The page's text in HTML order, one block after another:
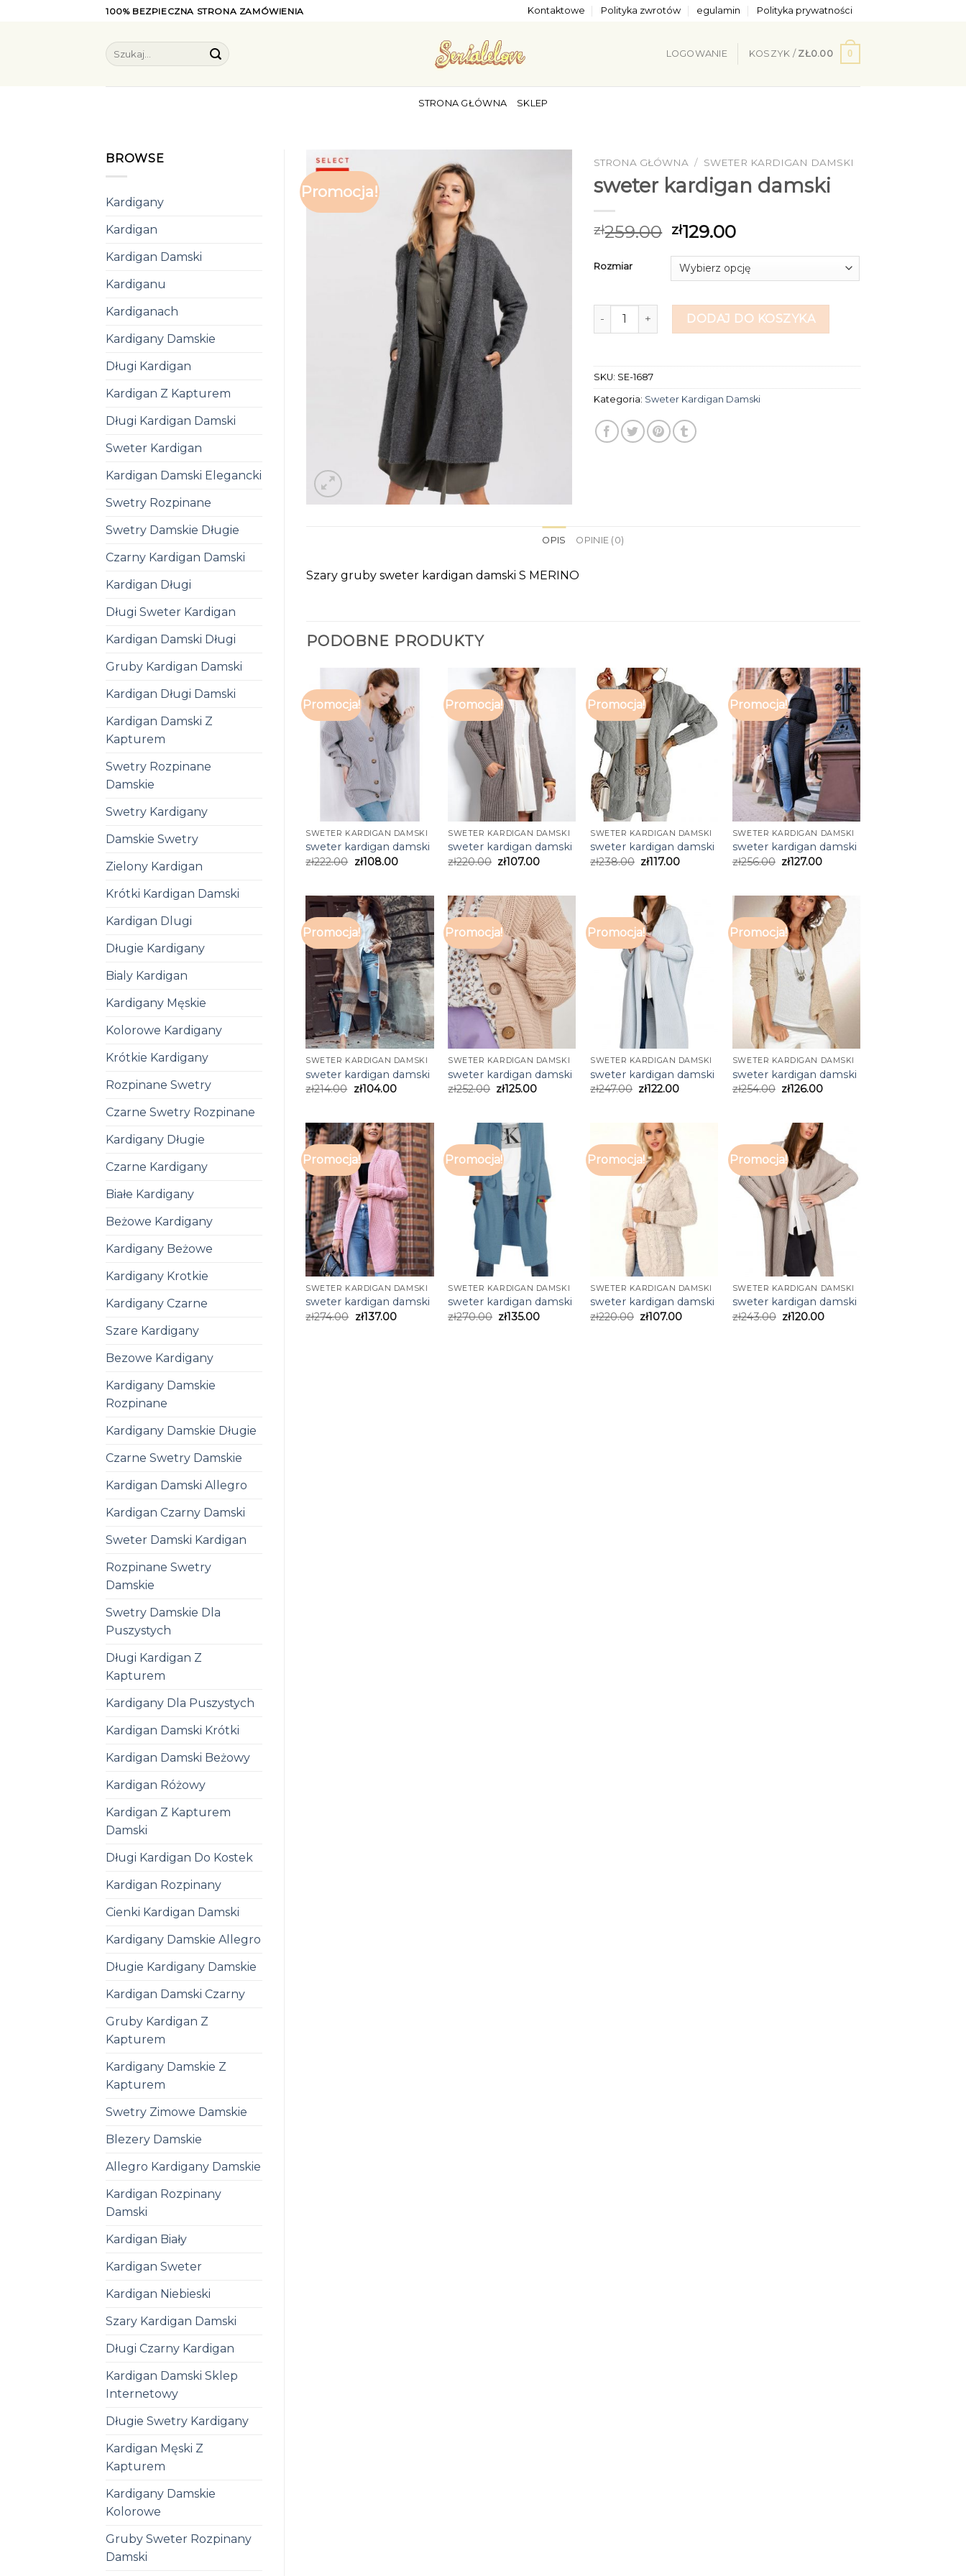
100% BEZPIECZNA STRONA ZAMÓWIENIA Kontaktowe Polityka zwrotów egulamin Polityka prywatności
Szukaj:
LOGOWANIE KOSZYK / ZŁ0.00 0
STRONA GŁÓWNA SKLEP
BROWSE
Kardigany
Kardigan
Kardigan Damski
Kardiganu
Kardiganach
Kardigany Damskie
Długi Kardigan
Kardigan Z Kapturem
Długi Kardigan Damski
Sweter Kardigan
Kardigan Damski Elegancki
Swetry Rozpinane
Swetry Damskie Długie
Czarny Kardigan Damski
Kardigan Długi
Długi Sweter Kardigan
Kardigan Damski Długi
Gruby Kardigan Damski
Kardigan Długi Damski
Kardigan Damski Z
Kapturem
Swetry Rozpinane
Damskie
Swetry Kardigany
Damskie Swetry
Zielony Kardigan
Krótki Kardigan Damski
Kardigan Dlugi
Długie Kardigany
Bialy Kardigan
Kardigany Męskie
Kolorowe Kardigany
Krótkie Kardigany
Rozpinane Swetry
Czarne Swetry Rozpinane
Kardigany Długie
Czarne Kardigany
Białe Kardigany
Beżowe Kardigany
Kardigany Beżowe
Kardigany Krotkie
Kardigany Czarne
Szare Kardigany
Bezowe Kardigany
Kardigany Damskie
Rozpinane
Kardigany Damskie Długie
Czarne Swetry Damskie
Kardigan Damski Allegro
Kardigan Czarny Damski
Sweter Damski Kardigan
Rozpinane Swetry
Damskie
Swetry Damskie Dla
Puszystych
Długi Kardigan Z
Kapturem
Kardigany Dla Puszystych
Kardigan Damski Krótki
Kardigan Damski Beżowy
Kardigan Różowy
Kardigan Z Kapturem
Damski
Długi Kardigan Do Kostek
Kardigan Rozpinany
Cienki Kardigan Damski
Kardigany Damskie Allegro
Długie Kardigany Damskie
Kardigan Damski Czarny
Gruby Kardigan Z
Kapturem
Kardigany Damskie Z
Kapturem
Swetry Zimowe Damskie
Blezery Damskie
Allegro Kardigany Damskie
Kardigan Rozpinany
Damski
Kardigan Biały
Kardigan Sweter
Kardigan Niebieski
Szary Kardigan Damski
Długi Czarny Kardigan
Kardigan Damski Sklep
Internetowy
Długie Swetry Kardigany
Kardigan Męski Z
Kapturem
Kardigany Damskie
Kolorowe
Gruby Sweter Rozpinany
Damski
Promocja!
STRONA GŁÓWNA / SWETER KARDIGAN DAMSKI
sweter kardigan damski
zł259.00 zł129.00
Rozmiar
ilość sweter kardigan damskiDODAJ DO KOSZYKA
SKU: SE-1687
Kategoria: Sweter Kardigan Damski
OPIS OPINIE (0)
Szary gruby sweter kardigan damski S MERINO
PODOBNE PRODUKTY
Promocja!
SWETER KARDIGAN DAMSKI
sweter kardigan damski
zł222.00 zł108.00
Promocja!
SWETER KARDIGAN DAMSKI
sweter kardigan damski
zł220.00 zł107.00
Promocja!
SWETER KARDIGAN DAMSKI
sweter kardigan damski
zł238.00 zł117.00
Promocja!
SWETER KARDIGAN DAMSKI
sweter kardigan damski
zł256.00 zł127.00
Promocja!
SWETER KARDIGAN DAMSKI
sweter kardigan damski
zł214.00 zł104.00
Promocja!
SWETER KARDIGAN DAMSKI
sweter kardigan damski
zł252.00 zł125.00
Promocja!
SWETER KARDIGAN DAMSKI
sweter kardigan damski
zł247.00 zł122.00
Promocja!
SWETER KARDIGAN DAMSKI
sweter kardigan damski
zł254.00 zł126.00
Promocja!
SWETER KARDIGAN DAMSKI
sweter kardigan damski
zł274.00 zł137.00
Promocja!
SWETER KARDIGAN DAMSKI
sweter kardigan damski
zł270.00 zł135.00
Promocja!
SWETER KARDIGAN DAMSKI
sweter kardigan damski
zł220.00 zł107.00
Promocja!
SWETER KARDIGAN DAMSKI
sweter kardigan damski
zł243.00 zł120.00